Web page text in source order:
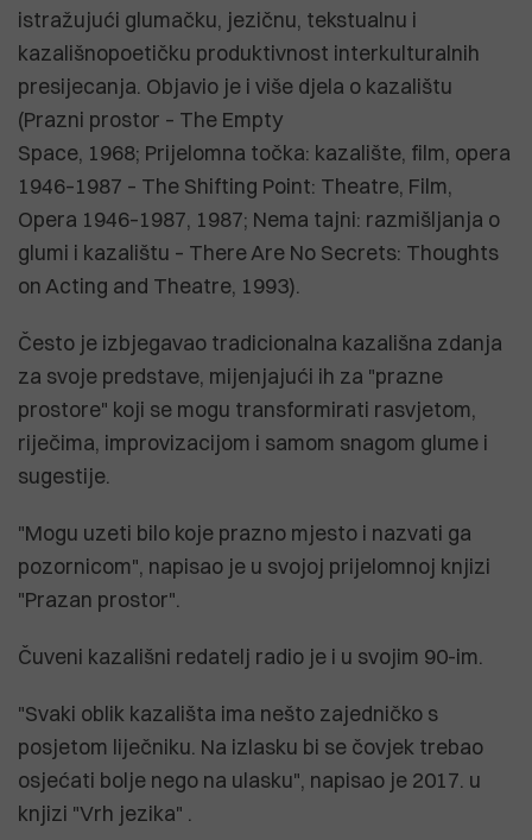
istražujući glumačku, jezičnu, tekstualnu i
kazališnopoetičku produktivnost interkulturalnih
presijecanja. Objavio je i više djela o kazalištu
(Prazni prostor – The Empty
Space, 1968; Prijelomna točka: kazalište, film, opera
1946–1987 – The Shifting Point: Theatre, Film,
Opera 1946–1987, 1987; Nema tajni: razmišljanja o
glumi i kazalištu – There Are No Secrets: Thoughts
on Acting and Theatre, 1993).
Često je izbjegavao tradicionalna kazališna zdanja
za svoje predstave, mijenjajući ih za "prazne
prostore" koji se mogu transformirati rasvjetom,
riječima, improvizacijom i samom snagom glume i
sugestije.
"Mogu uzeti bilo koje prazno mjesto i nazvati ga
pozornicom", napisao je u svojoj prijelomnoj knjizi
"Prazan prostor".
Čuveni kazališni redatelj radio je i u svojim 90-im.
"Svaki oblik kazališta ima nešto zajedničko s
posjetom liječniku. Na izlasku bi se čovjek trebao
osjećati bolje nego na ulasku", napisao je 2017. u
knjizi "Vrh jezika" .